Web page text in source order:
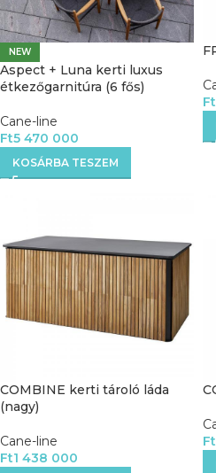
NEW
Aspect + Luna kerti luxus
étkezőgarnitúra (6 fős)
Cane-line
Ft5 470 000
KOSÁRBA TESZEM
Ft
COMBINE kerti tároló láda
(nagy)
Cane-line
Ft1 438 000
Ft